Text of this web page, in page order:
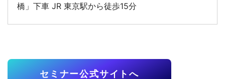
橋」下車 JR 東京駅から徒歩15分
セミナー公式サイトへ